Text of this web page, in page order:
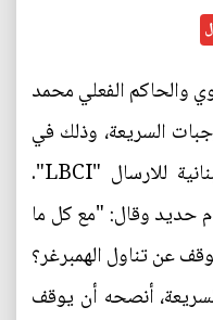
والحاكم الفعلي محمد
السريعة، وذلك في
برنامج ساخر تبثه المؤسسة اللبنانية للارسال "LBCI".
حديد وقال: "مع كل ما
عن تناول الهمبرغر؟
أنصحه أن يوقف